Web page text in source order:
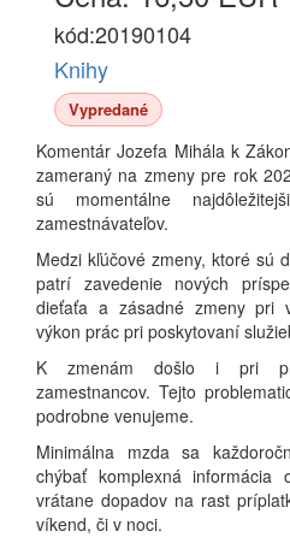
kód:20190104
Knihy
Vypredané
Komentár Jozefa Mihála k
zameraný na zmeny pre rok
sú momentálne
zamestnávateľov.
Medzi kľúčové zmeny, ktoré sú
patrí zavedenie nových
dieťaťa a zásadné zmeny pri
výkon prác pri poskytovaní
K zmenám došlo i pri
zamestnancov. Tejto
podrobne venujeme.
Minimálna mzda sa
chýbať komplexná
vrátane dopadov na rast
víkend, či v noci.